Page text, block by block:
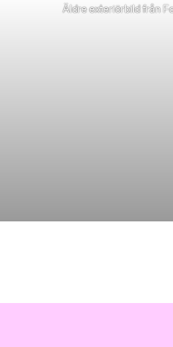
Äldre exteriörbild från